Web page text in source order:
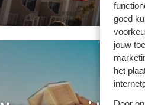
goed
jouw
het